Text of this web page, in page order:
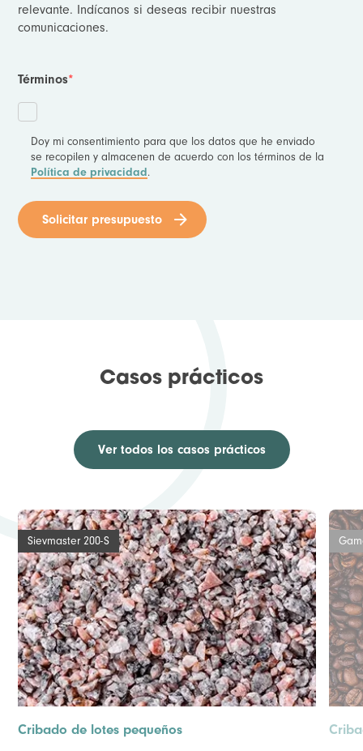
relevante. Indícanos si deseas recibir nuestras
comunicaciones.
Términos*
Doy mi consentimiento para que los datos que he enviado
se recopilen y almacenen de acuerdo con los términos de la
Política de privacidad .
Solicitar presupuesto
Casos prácticos
Ver todos los casos prácticos
Sievmaster 200-S
Cribado de lotes pequeños